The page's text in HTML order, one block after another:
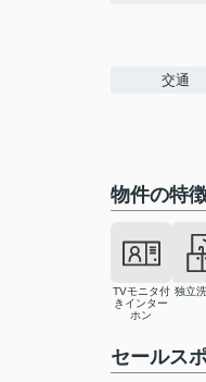
交通
物件の特
TVモニタ付
きインター
ホン
独立
セールス